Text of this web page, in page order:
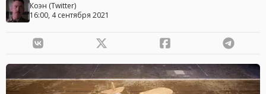
Коэн (Twitter)
16:00, 4 сентября 2021